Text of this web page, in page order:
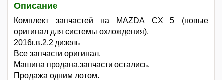
Описание
Комплект запчастей на MAZDA CX 5 (новые
оригинал для системы охлождения).
2016г.в.2.2 дизель
Все запчасти оригинал.
Машина продана,запчасти остались.
Продажа одним лотом.